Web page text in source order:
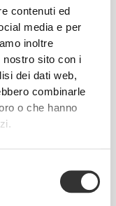
contenuti ed
media e per
inoltre
nostro sito con i
dei dati web,
combinarle
o che hanno
200 g